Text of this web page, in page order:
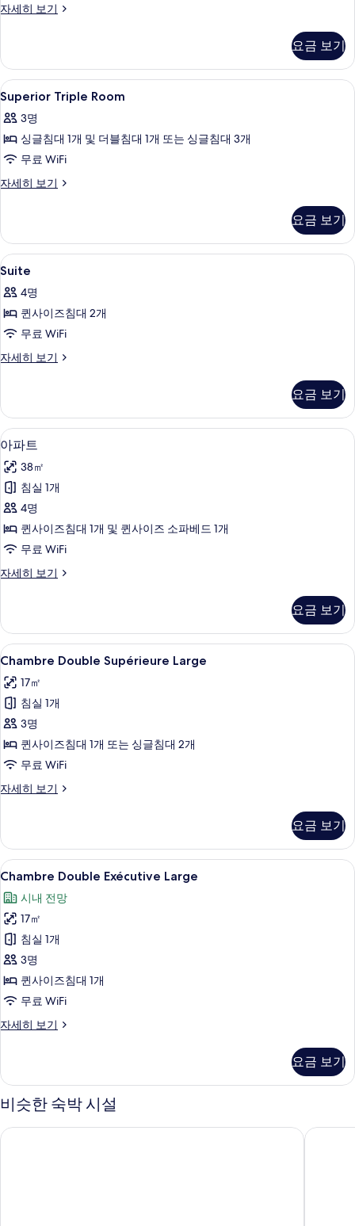
모
기
자세히 보기
Superior
세
히
보
요금 보기
Superior
Triple
Room
사
진
모
기
고급 침구, 필로우탑 침대, 객실 내 금고
6
Superior Triple Room
3명
싱글침대 1개 및 더블침대 1개 또는 싱글침대 3개
무료 WiFi
자세히 보기
Superior
세
히
보
요금 보기
Suite
사
진
모
두
보
고급 침구, 필로우탑 침대, 객실 내 금고
5
Suite
4명
퀸사이즈침대 2개
무료 WiFi
자세히 보기
Suite
보
기
요금 보기
아
파
트
사
진
모
보
6
아파트
38㎡
침실 1개
4명
퀸사이즈침대 1개 및 퀸사이즈 소파베드 1개
무료 WiFi
자세히 보기
아
세
히
보
요금 보기
Chambre
Double
Supérieure
Large
사
진
모
두
고급 침구, 필로우탑 침대, 객실 내 금고
5
Chambre Double Supérieure Large
17㎡
침실 1개
3명
퀸사이즈침대 1개 또는 싱글침대 2개
무료 WiFi
자세히 보기
Chambre
자
세
히
기
요금 보기
Chambre
Double
Exécutive
Large
사
진
모
두
보
Chambre Double Exécutive Large |
6
Chambre Double Exécutive Large
시내 전망
17㎡
침실 1개
3명
퀸사이즈침대 1개
무료 WiFi
자세히 보기
Chambre
자
세
히
기
요금 보기
비슷한 숙박 시설
아파트호텔 아다지오 파리 상트르 투르 에펠 오텔 아